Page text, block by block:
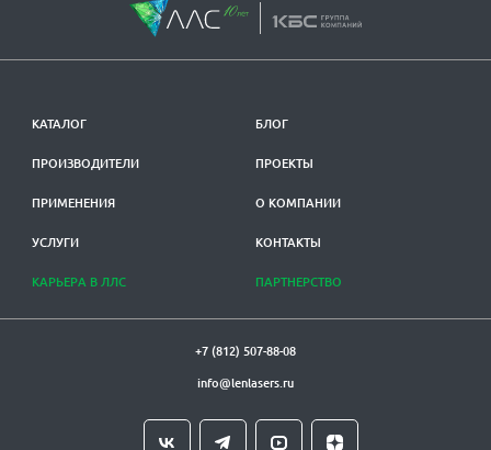
КАТАЛОГ
ПРОИЗВОДИТЕЛИ
ПРИМЕНЕНИЯ
УСЛУГИ
КАРЬЕРА В ЛЛС
БЛОГ
ПРОЕКТЫ
О КОМПАНИИ
КОНТАКТЫ
ПАРТНЕРСТВО
+7 (812) 507-88-08
info@lenlasers.ru